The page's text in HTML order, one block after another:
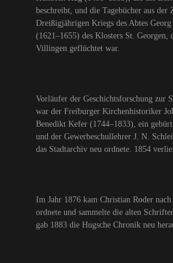
beschreibt, und die Tagebücher aus der
Dreißigjährigen Kriegs des Abtes
(1621–1655) des Klosters St. Georgen,
Villingen geflüchtet war.
Vorläufer der Geschichtsforschung zur
war der Freiburger Kirchenhistoriker
Benedikt Kefer (1744–1833), ein
und der Gewerbeschullehrer J. N.
das Stadtarchiv neu ordnete. 1854
Im Jahr 1876 kam Christian Roder
ordnete und sammelte die alten
gab 1883 die Hugsche Chronik neu